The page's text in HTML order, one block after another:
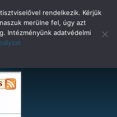
rendelkezik. Kérjük
merülne fel, úgy azt
Intézményünk adatvédelmi